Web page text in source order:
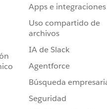
Apps e integraciones
Uso compartido de
archivos
IA de Slack
Agentforce
Búsqueda
Seguridad